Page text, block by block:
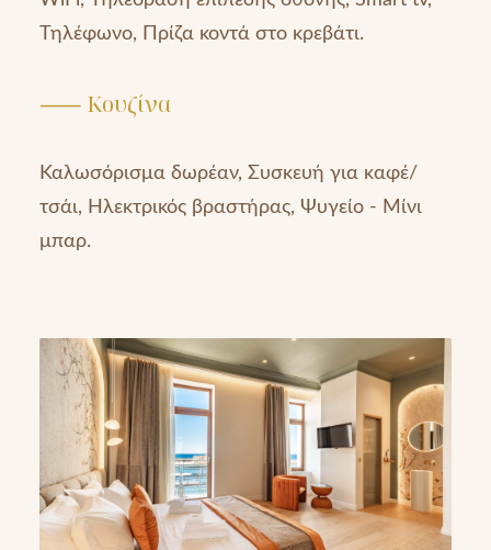
Τηλέφωνο, Πρίζα κοντά στο κρεβάτι.
⸺ Κουζίνα
Καλωσόρισμα δωρέαν, Συσκευή για καφέ/
τσάι, Ηλεκτρικός βραστήρας, Ψυγείο - Μίνι
μπαρ.